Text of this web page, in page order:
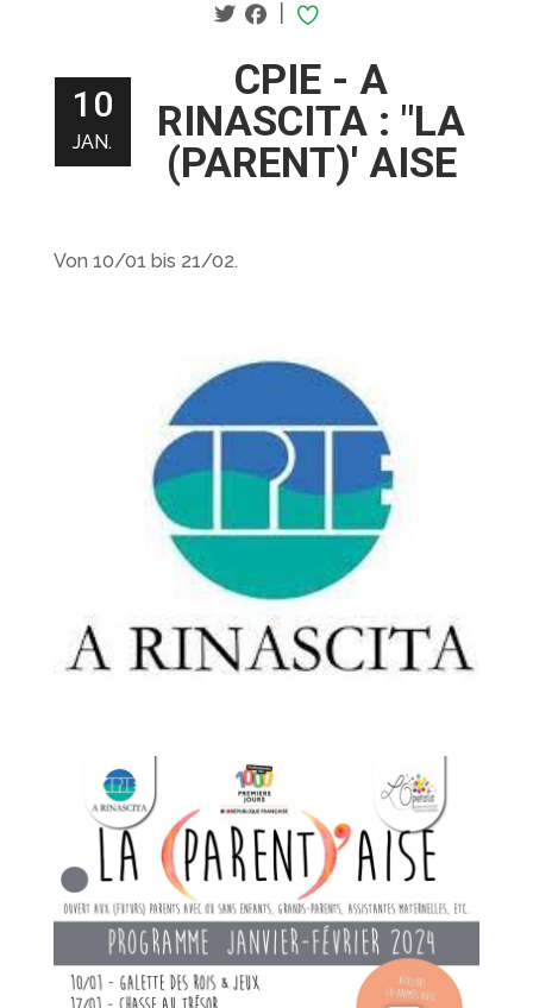
|
10
JAN.
CPIE - A
RINASCITA : "LA
(PARENT)' AISE
Von 10/01 bis 21/02.